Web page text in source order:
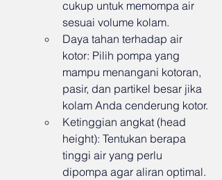
cukup untuk memompa air
sesuai volume kolam.
Daya tahan terhadap air
kotor: Pilih pompa yang
mampu menangani kotoran,
pasir, dan partikel besar jika
kolam Anda cenderung kotor.
Ketinggian angkat (head
height): Tentukan berapa
tinggi air yang perlu
dipompa agar aliran optimal.